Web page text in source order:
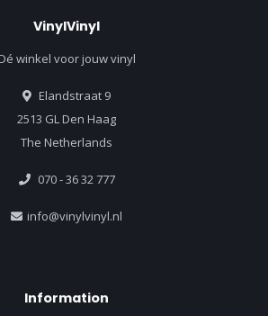
VinylVinyl
winkel voor jouw vinyl
Elandstraat 9
2513 GL Den Haag
The Netherlands
070 - 36 32 777
info@vinylvinyl.nl
Information